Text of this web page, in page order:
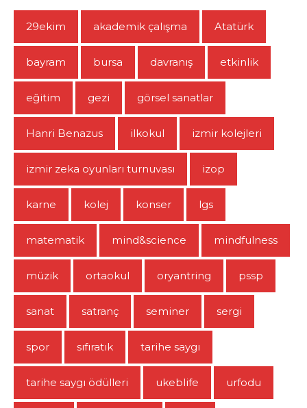
29ekim akademik çalışma Atatürk
bayram bursa davranış etkinlik
eğitim gezi görsel sanatlar
Hanri Benazus ilkokul izmir kolejleri
izmir zeka oyunları turnuvası izop
karne kolej konser lgs
matematik mind&science mindfulness
müzik ortaokul oryantring pssp
sanat satranç seminer sergi
spor sıfıratık tarihe saygı
tarihe saygı ödülleri ukeblife urfodu